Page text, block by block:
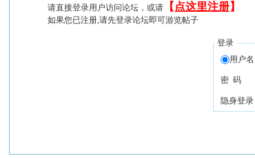
请直接登录用户访问论坛，或请 【 点这里注册】
如果您已注册,请先登录论坛即可游览帖子
登录
用户名
密 码
隐身登录